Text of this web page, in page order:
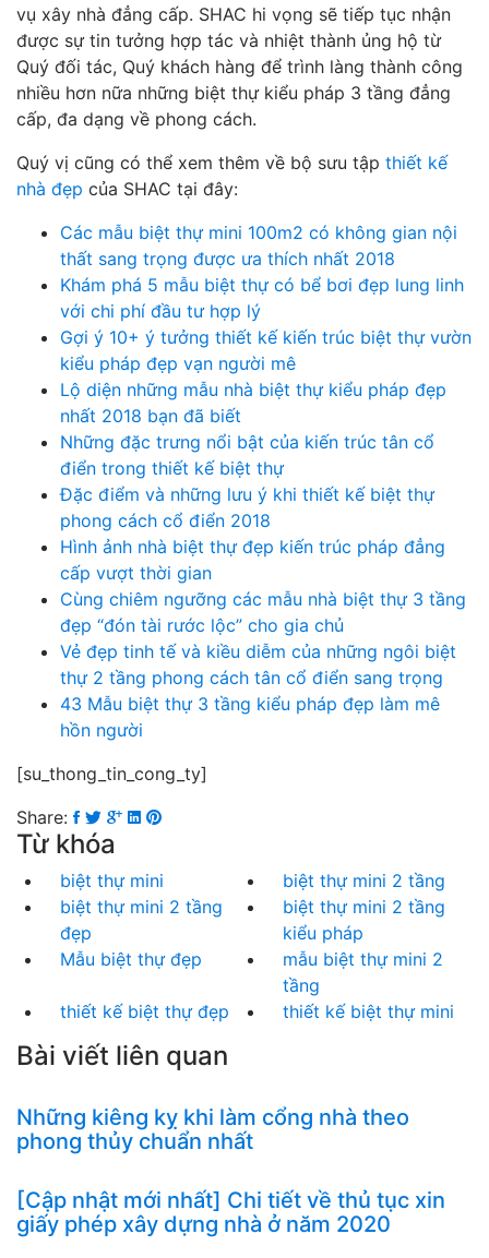
vụ xây nhà đẳng cấp. SHAC hi vọng sẽ tiếp tục nhận
được sự tin tưởng hợp tác và nhiệt thành ủng hộ từ
Quý đối tác, Quý khách hàng để trình làng thành công
nhiều hơn nữa những biệt thự kiểu pháp 3 tầng đẳng
cấp, đa dạng về phong cách.
Quý vị cũng có thể xem thêm về bộ sưu tập thiết kế
nhà đẹp của SHAC tại đây:
Các mẫu biệt thự mini 100m2 có không gian nội
thất sang trọng được ưa thích nhất 2018
Khám phá 5 mẫu biệt thự có bể bơi đẹp lung linh
với chi phí đầu tư hợp lý
Gợi ý 10+ ý tưởng thiết kế kiến trúc biệt thự vườn
kiểu pháp đẹp vạn người mê
Lộ diện những mẫu nhà biệt thự kiểu pháp đẹp
nhất 2018 bạn đã biết
Những đặc trưng nổi bật của kiến trúc tân cổ
điển trong thiết kế biệt thự
Đặc điểm và những lưu ý khi thiết kế biệt thự
phong cách cổ điển 2018
Hình ảnh nhà biệt thự đẹp kiến trúc pháp đẳng
cấp vượt thời gian
Cùng chiêm ngưỡng các mẫu nhà biệt thự 3 tầng
đẹp “đón tài rước lộc” cho gia chủ
Vẻ đẹp tinh tế và kiều diễm của những ngôi biệt
thự 2 tầng phong cách tân cổ điển sang trọng
43 Mẫu biệt thự 3 tầng kiểu pháp đẹp làm mê
hồn người
[su_thong_tin_cong_ty]
Share:
Từ khóa
biệt thự mini
biệt thự mini 2 tầng
biệt thự mini 2 tầng
đẹp
biệt thự mini 2 tầng
kiểu pháp
Mẫu biệt thự đẹp
mẫu biệt thự mini 2
tầng
thiết kế biệt thự đẹp
thiết kế biệt thự mini
Bài viết liên quan
Những kiêng kỵ khi làm cổng nhà theo
phong thủy chuẩn nhất
[Cập nhật mới nhất] Chi tiết về thủ tục xin
giấy phép xây dựng nhà ở năm 2020